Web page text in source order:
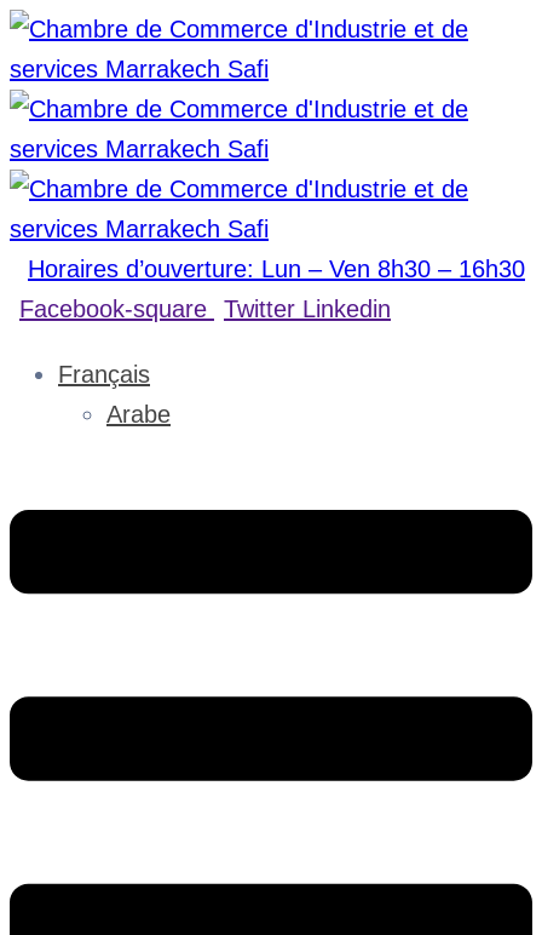
Horaires d’ouverture: Lun – Ven 8h30 – 16h30
Facebook-square
Twitter Linkedin
Français
Arabe